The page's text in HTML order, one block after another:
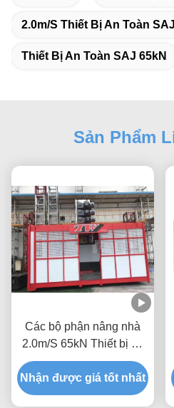
2.0m/s Thiết Bị An Toàn SAJ
Thiết Bị An Toàn SAJ 65kN
Sản Phẩm
Các bộ phận nâng nhà
2.0m/S 65kN Thiết bị an
toàn SAJ với Micro
Switch
Nhận được giá tốt nhất